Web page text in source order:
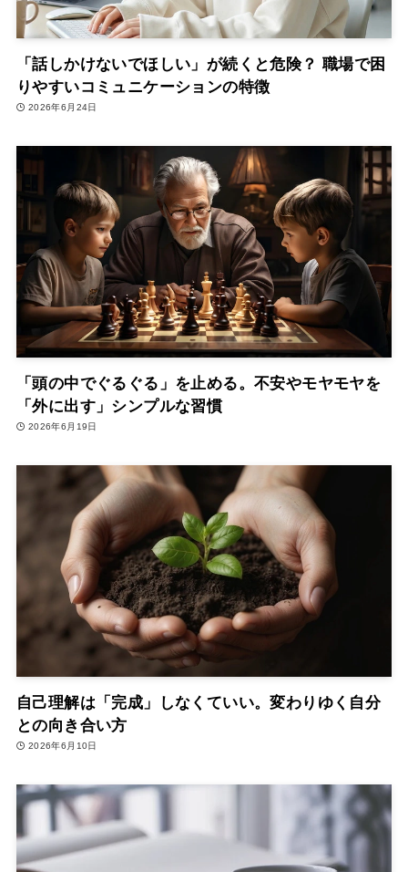
「話しかけないでほしい」が続くと危険？ 職場で困
りやすいコミュニケーションの特徴
2026年6月24日
「頭の中でぐるぐる」を止める。不安やモヤモヤを
「外に出す」シンプルな習慣
2026年6月19日
自己理解は「完成」しなくていい。変わりゆく自分
との向き合い方
2026年6月10日